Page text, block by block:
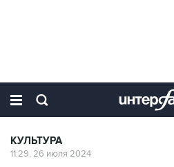
КУЛЬТУРА
11:29, 26 июля 2024